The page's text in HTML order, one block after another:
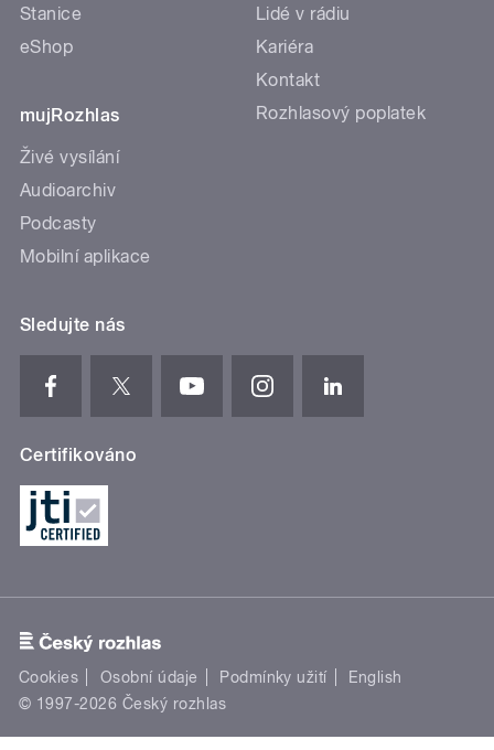
Stanice
eShop
mujRozhlas
Živé vysílání
Audioarchiv
Podcasty
Mobilní aplikace
Lidé v rádiu
Kariéra
Kontakt
Rozhlasový poplatek
Sledujte nás
Certifikováno
Cookies Osobní údaje Podmínky užití
English
© 1997-2026 Český rozhlas